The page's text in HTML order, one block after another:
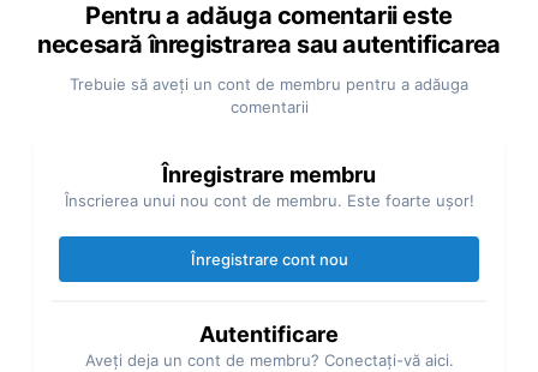
Pentru a adăuga comentarii este
necesară înregistrarea sau autentificarea
Trebuie să aveţi un cont de membru pentru a adăuga
comentarii
Înregistrare membru
Înscrierea unui nou cont de membru. Este foarte uşor!
Înregistrare cont nou
Autentificare
Aveţi deja un cont de membru? Conectaţi-vă aici.